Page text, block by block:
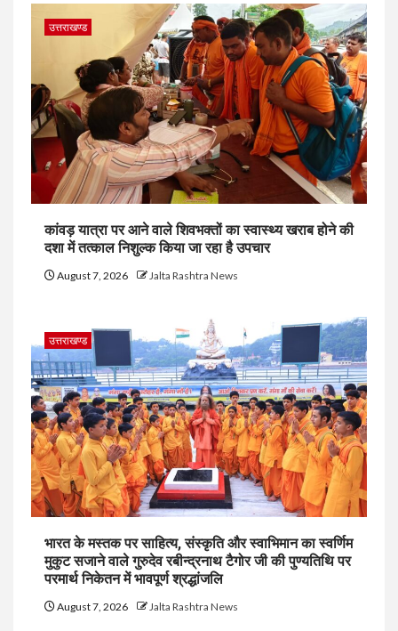
उत्तराखण्ड
कांवड़ यात्रा पर आने वाले शिवभक्तों का स्वास्थ्य खराब होने की
दशा में तत्काल निशुल्क किया जा रहा है उपचार
August 7, 2026 Jalta Rashtra News
उत्तराखण्ड
भारत के मस्तक पर साहित्य, संस्कृति और स्वाभिमान का स्वर्णिम
मुकुट सजाने वाले गुरुदेव रबीन्द्रनाथ टैगोर जी की पुण्यतिथि पर
परमार्थ निकेतन में भावपूर्ण श्रद्धांजलि
August 7, 2026 Jalta Rashtra News